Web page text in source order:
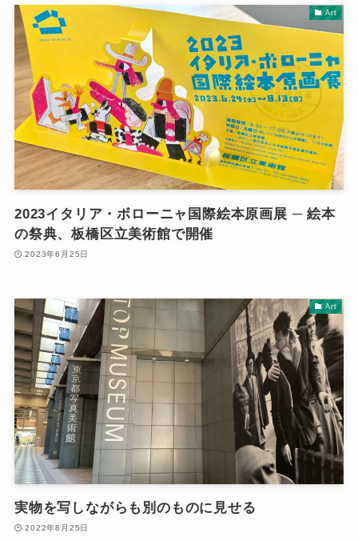
Art
2023イタリア・ボローニャ国際絵本原画展 ─ 絵本
の祭典、板橋区立美術館で開催
2023年6月25日
Art
実物を写しながらも別のものに見せる
2022年8月25日